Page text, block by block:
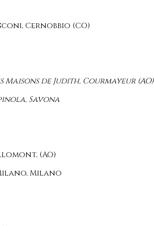
Cernobbio (CO)
de Judith, Courmayeur (AO)
Savona
(AO)
Milano